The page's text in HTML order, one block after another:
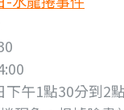
下午1點30分到2